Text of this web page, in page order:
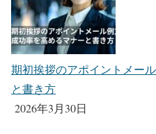
期初挨拶のアポイントメー
と書き方
2026年3月30日